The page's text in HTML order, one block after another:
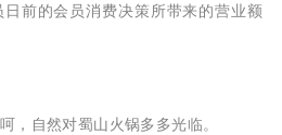
前的会员消费决策所带来的营业额
，自然对蜀山火锅多多光临。